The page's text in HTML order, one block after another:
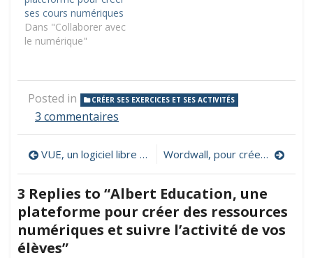
ses cours numériques
Dans "Collaborer avec
le numérique"
Posted in CRÉER SES EXERCICES ET SES ACTIVITÉS
3 commentaires
une
plateforme
pour
créer
des
ressources
Navigation
de
l’article
VUE, un logiciel libre et gratuit pour créer des cartes conceptuelles ou de connaissances Wordwall, pour créer ses propres activités interactives
3 Replies to “Albert Education, une
plateforme pour créer des ressources
numériques et suivre l’activité de vos
élèves”